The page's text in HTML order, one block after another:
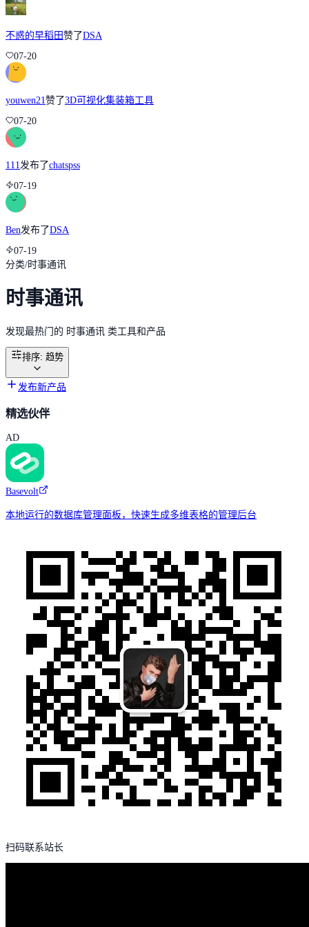
不惑的早稻田赞了DSA
07-20
youwen21赞了3D可视化集装箱工具
07-20
111 发布了chatspss
07-19
Ben发布了DSA
07-19
分类/时事通讯
时事通讯
发现最热门的 时事通讯 类工具和产品
排序: 趋势
发布新产品
精选伙伴
AD
Basevolt
本地运行的数据库管理面板，快速生成多维表格的管理后台
扫码联系站长